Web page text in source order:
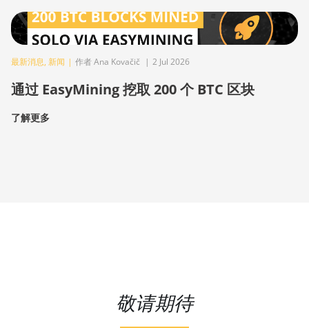
最新消息, 新闻 | 作者 Ana Kovačič | 2 Jul 2026
通过 EasyMining 挖取 200 个 BTC 区块
了解更多
敬请期待